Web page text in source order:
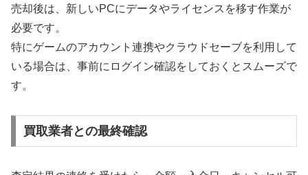
売却後は、新しいPCにデータやライセンスを移す作業が
必要です。
特にゲームのアカウント連携やクラウドセーブを利用して
いる場合は、事前にログイン確認をしておくとスムーズで
す。
買取業者との最終確認